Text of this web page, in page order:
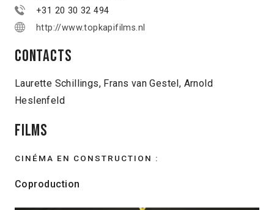
+31 20 30 32 494
http://www.topkapifilms.nl
Contacts
Laurette Schillings, Frans van Gestel, Arnold
Heslenfeld
Films
CINÉMA EN CONSTRUCTION :
Coproduction